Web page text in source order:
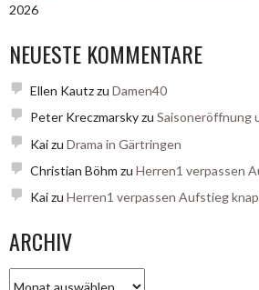
2026
NEUESTE KOMMENTARE
Ellen Kautzzu Damen40
Peter Kreczmarskyzu Saisoneröffnung
Kaizu Drama in Gärtringen
Christian Böhm zu Herren1 verpassen
Kaizu Herren1 verpassen Aufstieg
ARCHIV